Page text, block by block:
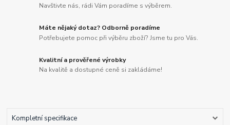
Navštivte nás, rádi Vám poradíme s výběrem.
Máte nějaký dotaz? Odborně poradíme
Potřebujete pomoc při výběru zboží? Jsme tu pro Vás.
Kvalitní a prověřené výrobky
Na kvalitě a dostupné ceně si zakládáme!
Kompletní specifikace